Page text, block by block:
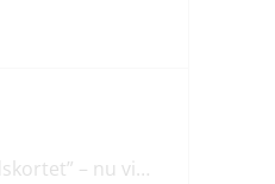
En tredjedel använder ”fritidskortet” – nu vill regeringen utveckla det